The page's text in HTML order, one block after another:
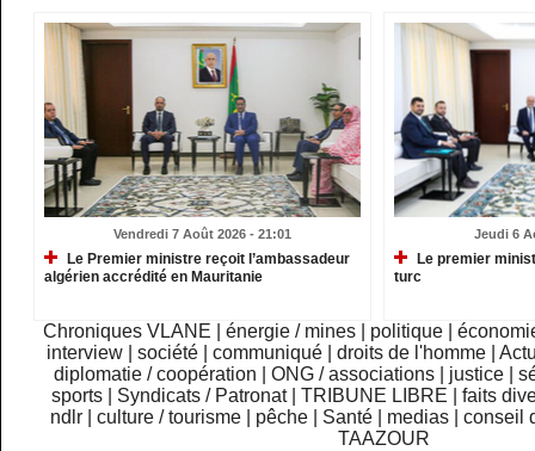
Vendredi 7 Août 2026 - 21:01
Le Premier ministre reçoit l’ambassadeur
algérien accrédité en Mauritanie
Jeudi 6
Le premier
turc
Chroniques VLANE énergie / mines politique
interview
|société |communiqué |droits de l'homme |
diplomatie / coopération
ONG / associations justice
sports
Syndicats / Patronat TRIBUNE LIBRE
faits
ndlr
|culture / tourisme pêche Santé medias |conseil
TAAZOUR